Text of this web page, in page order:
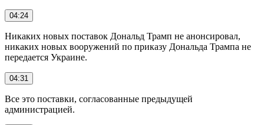
04:24
Никаких новых поставок Дональд Трамп не анонсировал,
никаких новых вооружений по приказу Дональда Трампа не
передается Украине.
04:31
Все это поставки, согласованные предыдущей
администрацией.